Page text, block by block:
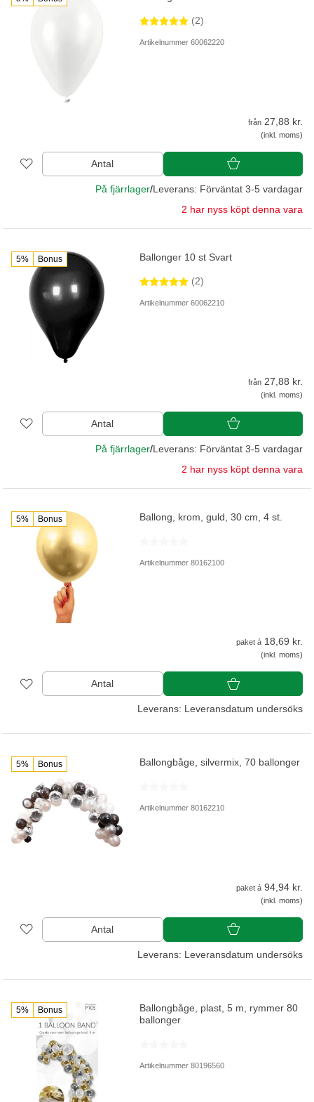
(2)
Artikelnummer 60062220
från 27,88 kr.
(inkl. moms)
Antal
På fjärrlager/Leverans: Förväntat 3-5 vardagar
2 har nyss köpt denna vara
5% Bonus Ballonger 10 st Svart
(2)
Artikelnummer 60062210
från 27,88 kr.
(inkl. moms)
Antal
På fjärrlager/Leverans: Förväntat 3-5 vardagar
2 har nyss köpt denna vara
5% Bonus Ballong, krom, guld, 30 cm, 4 st.
Artikelnummer 80162100
paket á 18,69 kr.
(inkl. moms)
Antal
Leverans: Leveransdatum undersöks
5% Bonus Ballongbåge, silvermix, 70 ballonger
Artikelnummer 80162210
paket á 94,94 kr.
(inkl. moms)
Antal
Leverans: Leveransdatum undersöks
5% Bonus
Ballongbåge, plast, 5 m, rymmer 80
ballonger
Artikelnummer 80196560